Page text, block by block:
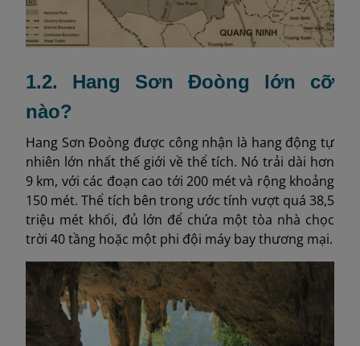
1.2. Hang Sơn Đoòng lớn cỡ
nào?
Hang Sơn Đoòng được công nhận là hang động tự
nhiên lớn nhất thế giới về thể tích. Nó trải dài hơn
9 km, với các đoạn cao tới 200 mét và rộng khoảng
150 mét. Thể tích bên trong ước tính vượt quá 38,5
triệu mét khối, đủ lớn để chứa một tòa nhà chọc
trời 40 tầng hoặc một phi đội máy bay thương mại.